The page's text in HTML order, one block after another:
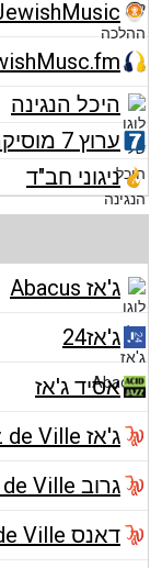
JewishMusic
היכל הנגינה
ערוץ 7 מוסיקה
ניגוני חב"ד
ג'אז Abacus
ג'אז24
אסיד ג'אז
ג'אז Jazz de Ville
גרוב Jazz de Ville
דאנס Jazz de Ville